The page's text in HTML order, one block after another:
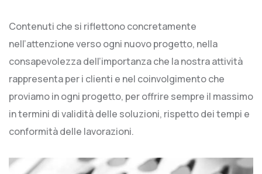
Contenuti che si riflettono concretamente
nell’attenzione verso ogni nuovo progetto, nella
consapevolezza dell’importanza che la nostra attività
rappresenta per i clienti e nel coinvolgimento che
proviamo in ogni progetto, per offrire sempre il massimo
in termini di validità delle soluzioni, rispetto dei tempi e
conformità delle lavorazioni.